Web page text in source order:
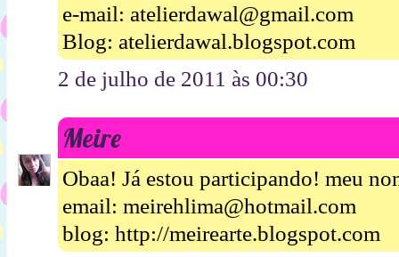
e-mail: atelierdawal@gmail.com
Blog: atelierdawal.blogspot.com
2 de julho de 2011 às 00:30
Meire
Obaa! Já estou participando! meu
email: meirehlima@hotmail.com
blog: http://meirearte.blogspot.com